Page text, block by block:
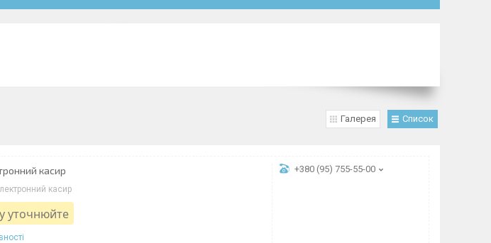
Галерея Список
касир
касир
уточнюйте
+380 (95) 755-55-00